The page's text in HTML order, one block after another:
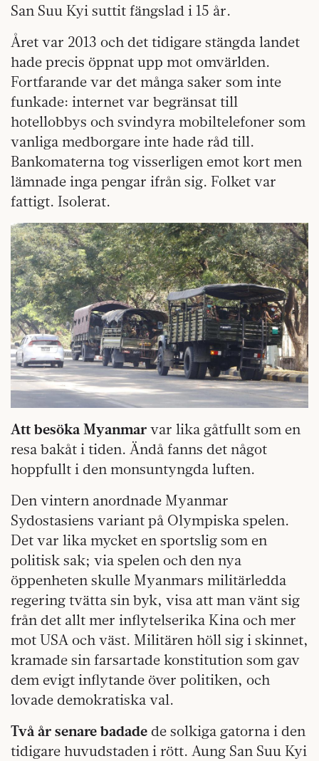
San Suu Kyi suttit fängslad i 15 år.
Året var 2013 och det tidigare stängda landet
hade precis öppnat upp mot omvärlden.
Fortfarande var det många saker som inte
funkade: internet var begränsat till
hotellobbys och svindyra mobiltelefoner som
vanliga medborgare inte hade råd till.
Bankomaterna tog visserligen emot kort men
lämnade inga pengar ifrån sig. Folket var
fattigt. Isolerat.
Att besöka Myanmar var lika gåtfullt som en
resa bakåt i tiden. Ändå fanns det något
hoppfullt i den monsuntyngda luften.
Den vintern anordnade Myanmar
Sydostasiens variant på Olympiska spelen.
Det var lika mycket en sportslig som en
politisk sak; via spelen och den nya
öppenheten skulle Myanmars militärledda
regering tvätta sin byk, visa att man vänt sig
från det allt mer inflytelserika Kina och mer
mot USA och väst. Militären höll sig i skinnet,
kramade sin farsartade konstitution som gav
dem evigt inflytande över politiken, och
lovade demokratiska val.
Två år senare badade de solkiga gatorna i den
tidigare huvudstaden i rött. Aung San Suu Kyi